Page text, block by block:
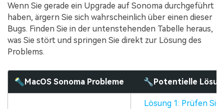
Wenn Sie gerade ein Upgrade auf Sonoma durchgeführt
haben, ärgern Sie sich wahrscheinlich über einen dieser
Bugs. Finden Sie in der untenstehenden Tabelle heraus,
was Sie stört und springen Sie direkt zur Lösung des
Problems.
🔦MacOS Sonoma Probleme 🔧Potentielle
Lösung 1: Prüfen Sie